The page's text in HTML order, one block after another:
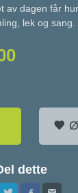
av dagen får
lek og sang.
dette